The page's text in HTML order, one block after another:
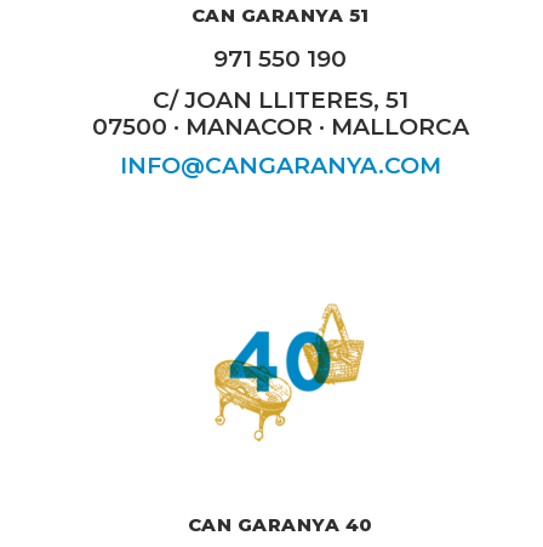
CAN GARANYA 51
971 550 190
C/ JOAN LLITERES, 51
07500 · MANACOR · MALLORCA
INFO@CANGARANYA.COM
CAN GARANYA 40